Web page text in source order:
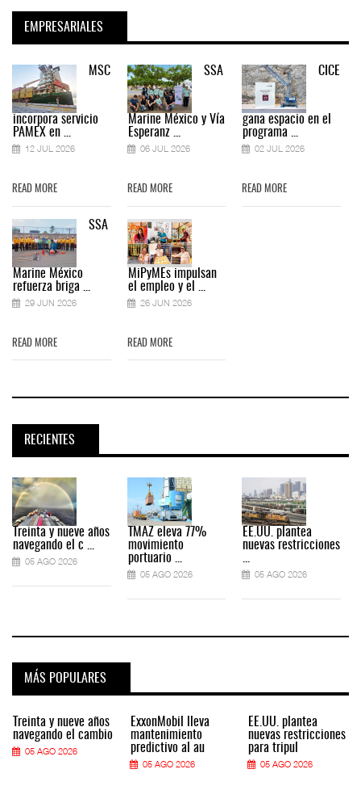
EMPRESARIALES
MSC
incorpora servicio
PAMEX en ...
12 JUL 2026
READ MORE
SSA
Marine México
refuerza briga ...
29 JUN 2026
READ MORE
SSA
Marine México y Vía
Esperanz ...
06 JUL 2026
READ MORE
MiPyMEs impulsan
el empleo y el ...
26 JUN 2026
READ MORE
CICE
gana espacio en el
programa ...
02 JUL 2026
READ MORE
RECIENTES
Treinta y nueve años
navegando el c ...
05 AGO 2026
TMAZ eleva 77%
movimiento
portuario ...
05 AGO 2026
EE.UU. plantea
nuevas restricciones
05 AGO 2026
MÁS POPULARES
Treinta y nueve años
navegando el cambio
05 AGO 2026
ExxonMobil lleva
mantenimiento
predictivo al au
05 AGO 2026
EE.UU. plantea
nuevas restricciones
para tripul
05 AGO 2026